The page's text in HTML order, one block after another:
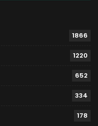
1866
1220
652
334
178